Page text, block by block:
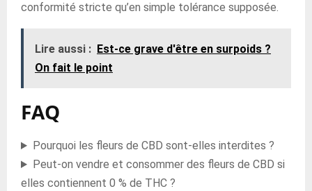
conformité stricte qu’en simple tolérance supposée.
Lire aussi : Est-ce grave d'être en surpoids ?
On fait le point
FAQ
Pourquoi les fleurs de CBD sont-elles interdites ?
Peut-on vendre et consommer des fleurs de CBD si
elles contiennent 0 % de THC ?